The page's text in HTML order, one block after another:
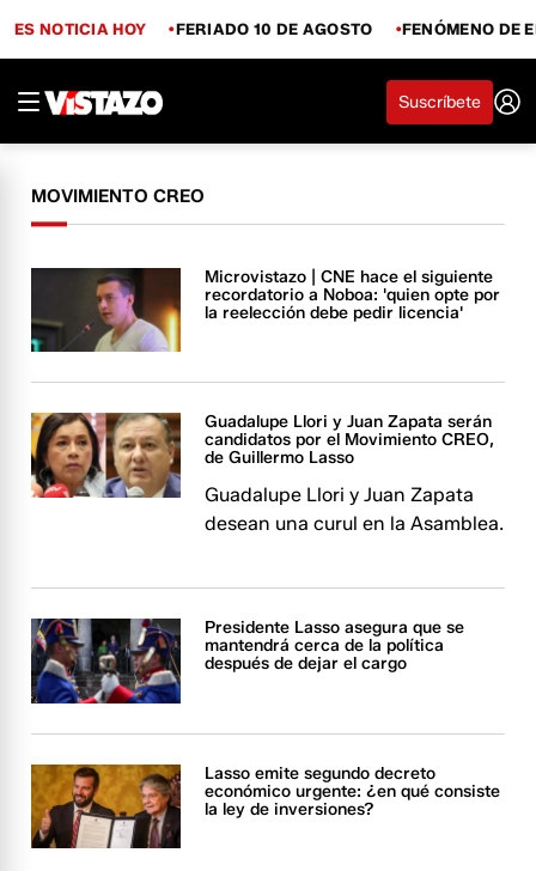
ES NOTICIA HOY FERIADO 10 DE AGOSTO FENÓMENO DE
Suscríbete
MOVIMIENTO CREO
Microvistazo | CNE hace el siguiente
recordatorio a Noboa: 'quien opte por
la reelección debe pedir licencia'
Guadalupe Llori y Juan Zapata serán
candidatos por el Movimiento CREO,
de Guillermo Lasso
Guadalupe Llori y Juan Zapata
desean una curul en la Asamblea.
Presidente Lasso asegura que se
mantendrá cerca de la política
después de dejar el cargo
Lasso emite segundo decreto
económico urgente: ¿en qué consiste
la ley de inversiones?